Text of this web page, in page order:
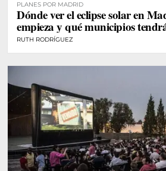
PLANES POR MADRID
Dónde ver el eclipse solar en
empieza y qué municipios
RUTH RODRÍGUEZ